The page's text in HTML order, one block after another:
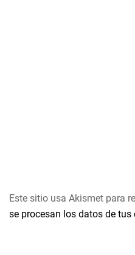
Este sitio usa Akismet para
se procesan los datos de tus